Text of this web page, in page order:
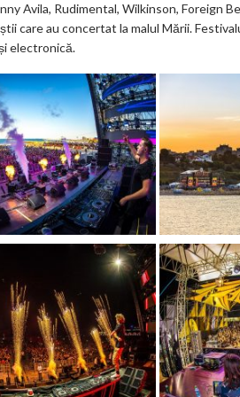
Avila, Rudimental, Wilkinson, Foreign
care au concertat la malul Mării.
electronică.